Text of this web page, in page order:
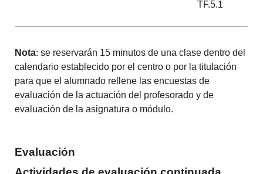
TF.5.1
Nota: se reservarán 15 minutos de una clase dentro del
calendario establecido por el centro o por la titulación
para que el alumnado rellene las encuestas de
evaluación de la actuación del profesorado y de
evaluación de la asignatura o módulo.
Evaluación